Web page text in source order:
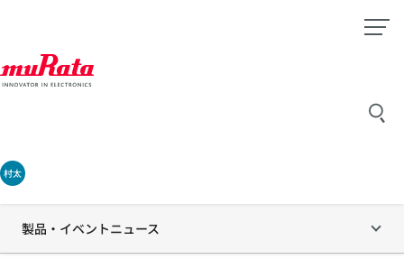
村太
製品・イベントニュース